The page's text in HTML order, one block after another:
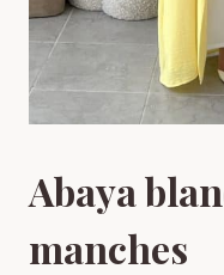
Abaya
manches